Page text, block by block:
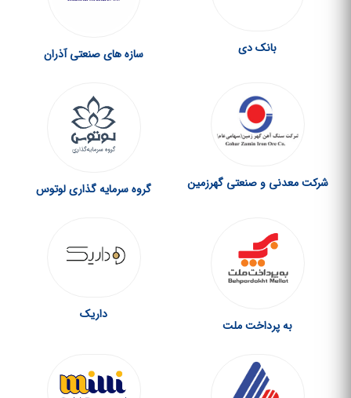
بانک دی سازه های صنعتی آذران
شرکت معدنی و صنعتی گهرزمین گروه سرمایه گذاری لوتوس
به پرداخت ملت
داریک